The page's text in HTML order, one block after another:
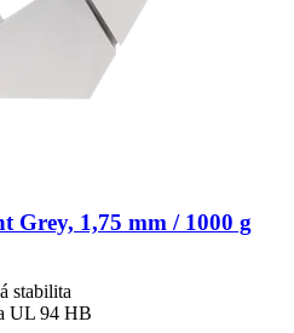
Grey, 1,75 mm / 1000 g
stabilita
UL 94 HB